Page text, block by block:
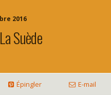
2016
Suède
Épingler E-mail